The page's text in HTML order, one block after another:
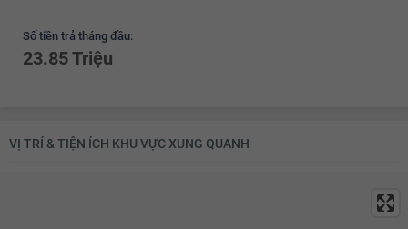
Số tiền trả tháng đầu:
23.85 Triệu
VỊ TRÍ & TIỆN ÍCH KHU VỰC XUNG QUANH